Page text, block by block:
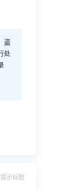
盗
处
提示标题